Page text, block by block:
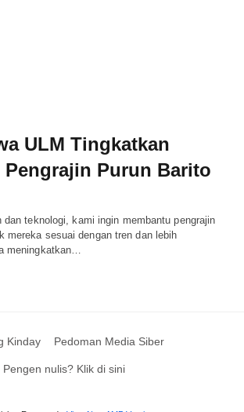
ULM Tingkatkan
Pengrajin Purun Barito
dan teknologi, kami ingin membantu pengrajin
mereka sesuai dengan tren dan lebih
meningkatkan…
Kinday Pedoman Media Siber
Pengen nulis? Klik di sini